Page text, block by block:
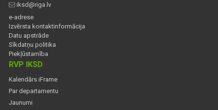
iksd@riga.lv
e-adrese
Izvērsta kontaktinformācija
Datu apstrāde
Sīkdatņu politika
Piekļūstamība
RVP IKSD
Kalendārs iFrame
Par departamentu
Jaunumi